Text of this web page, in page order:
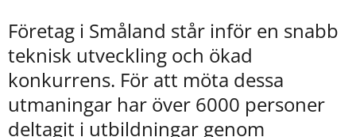
Företag i Småland står inför en snabb
teknisk utveckling och ökad
konkurrens. För att möta dessa
utmaningar har över 6000 personer
deltagit i utbildningar genom